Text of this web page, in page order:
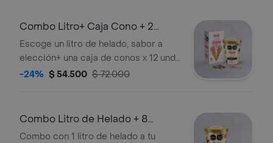
Combo Litro+ Caja Cono + 2
Toppings
Escoge un litro de helado, sabor a
elección+ una caja de conos x 12 und
y 2 topping a elección del cliente.
-24% $ 54.500 $ 72.000
Combo Litro de Helado + 8
Brownies
Combo con 1 litro de helado a tu